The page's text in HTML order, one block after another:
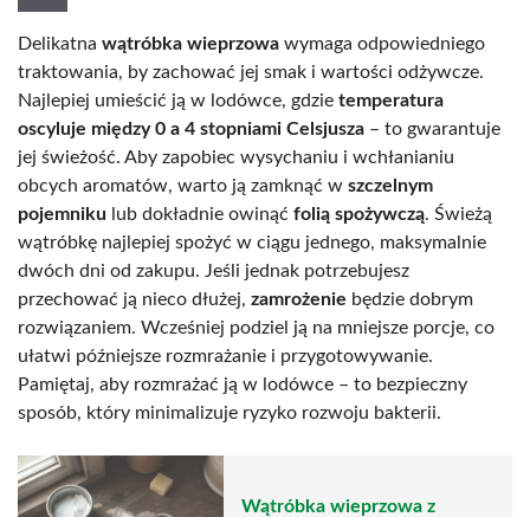
Delikatna wątróbka wieprzowa wymaga odpowiedniego
traktowania, by zachować jej smak i wartości odżywcze.
Najlepiej umieścić ją w lodówce, gdzie temperatura
oscyluje między 0 a 4 stopniami Celsjusza – to gwarantuje
jej świeżość. Aby zapobiec wysychaniu i wchłanianiu
obcych aromatów, warto ją zamknąć w szczelnym
pojemniku lub dokładnie owinąć folią spożywczą. Świeżą
wątróbkę najlepiej spożyć w ciągu jednego, maksymalnie
dwóch dni od zakupu. Jeśli jednak potrzebujesz
przechować ją nieco dłużej, zamrożenie będzie dobrym
rozwiązaniem. Wcześniej podziel ją na mniejsze porcje, co
ułatwi późniejsze rozmrażanie i przygotowywanie.
Pamiętaj, aby rozmrażać ją w lodówce – to bezpieczny
sposób, który minimalizuje ryzyko rozwoju bakterii.
Wątróbka wieprzowa z